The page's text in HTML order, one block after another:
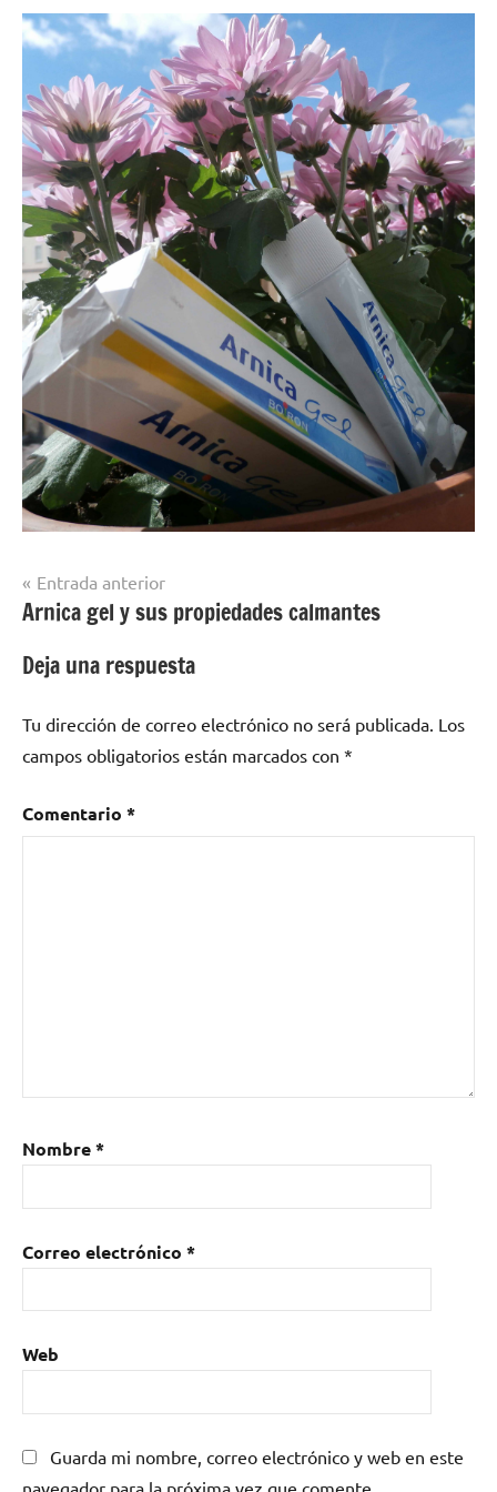
Navegación
de
entradas
Entrada anterior
Arnica gel y sus propiedades calmantes
Deja una respuesta
Tu dirección de correo electrónico no será publicada. Los
campos obligatorios están marcados con *
Comentario *
Nombre*
Correo electrónico *
Web
Guarda mi nombre, correo electrónico y web en este
navegador para la próxima vez que comente.